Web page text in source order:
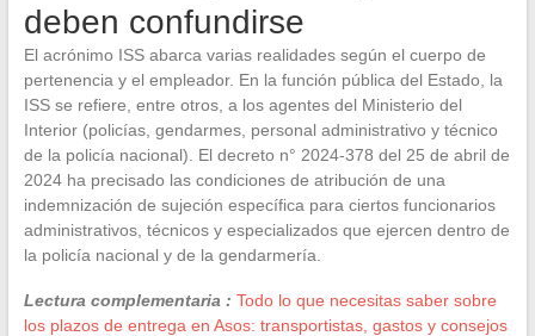
deben confundirse
El acrónimo ISS abarca varias realidades según el cuerpo de
pertenencia y el empleador. En la función pública del Estado, la
ISS se refiere, entre otros, a los agentes del Ministerio del
Interior (policías, gendarmes, personal administrativo y técnico
de la policía nacional). El decreto n° 2024-378 del 25 de abril de
2024 ha precisado las condiciones de atribución de una
indemnización de sujeción específica para ciertos funcionarios
administrativos, técnicos y especializados que ejercen dentro de
la policía nacional y de la gendarmería.
Lectura complementaria : Todo lo que necesitas saber sobre
los plazos de entrega en Asos: transportistas, gastos y consejos